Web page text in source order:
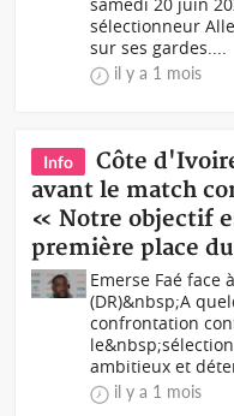
sélectionneur
sur ses gardes....
il y a 1 mois
Info
Côte
avant le match
« Notre objectif
première place
Emerse Faé face
(DR)&nbsp;A
confrontation
ambitieux et
il y a 1 mois